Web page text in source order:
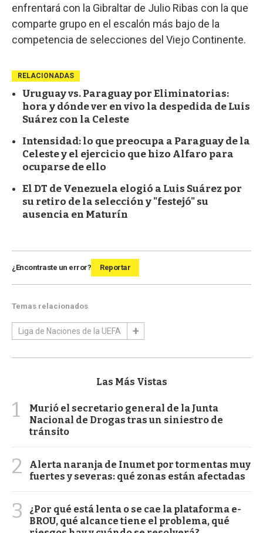
enfrentará con la Gibraltar de Julio Ribas con la que
comparte grupo en el escalón más bajo de la
competencia de selecciones del Viejo Continente.
RELACIONADAS
Uruguay vs. Paraguay por Eliminatorias:
hora y dónde ver en vivo la despedida de Luis
Suárez con la Celeste
Intensidad: lo que preocupa a Paraguay de la
Celeste y el ejercicio que hizo Alfaro para
ocuparse de ello
El DT de Venezuela elogió a Luis Suárez por
su retiro de la selección y "festejó" su
ausencia en Maturín
¿Encontraste un error? Reportar
Temas relacionados
Liga de Naciones de la UEFA
Las Más Vistas
1
Murió el secretario general de la Junta
Nacional de Drogas tras un siniestro de
tránsito
2
Alerta naranja de Inumet por tormentas muy
fuertes y severas: qué zonas están afectadas
3
¿Por qué está lenta o se cae la plataforma e-
BROU, qué alcance tiene el problema, qué